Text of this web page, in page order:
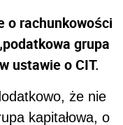
o rachunkowości
grupa
ustawie o CIT.
że nie
kapitałowa, o